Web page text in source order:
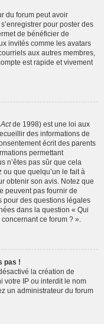
du forum peut avoir
pour poster des
de bénéficier de
invités comme les avatars
aux autres membres,
est rapide et vivement
de 1998) est une loi aux
des informations de
écrit des parents
permettant
n’êtes pas sûr que cela
que quelqu’un le fait à
obtenir son avis. Notez que
peuvent pas fournir de
pour des questions légales
dans la question « Qui
ce forum ? ».
pas !
la création de
votre IP ou interdit le nom
un administrateur du forum